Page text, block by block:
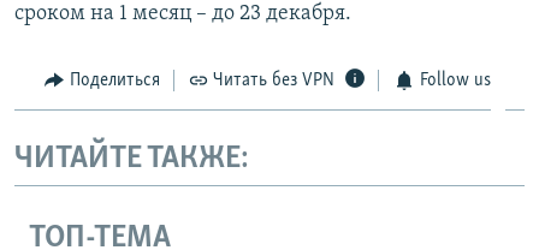
сроком на 1 месяц – до 23 декабря.
Поделиться Читать без VPN Follow us
ЧИТАЙТЕ ТАКЖЕ:
ТОП-ТЕМА